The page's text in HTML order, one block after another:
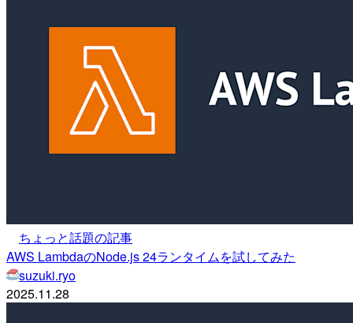
ちょっと話題の記事
AWS LambdaのNode.js 24ランタイムを試してみた
suzuki.ryo
2025.11.28